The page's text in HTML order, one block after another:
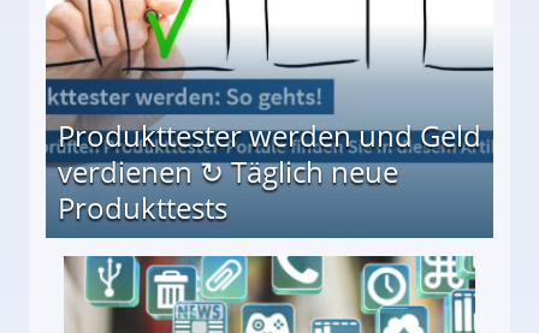
Produkttester werden und Geld
verdienen ↻ Täglich neue
Produkttests
↻ Täglich neue Produkttests